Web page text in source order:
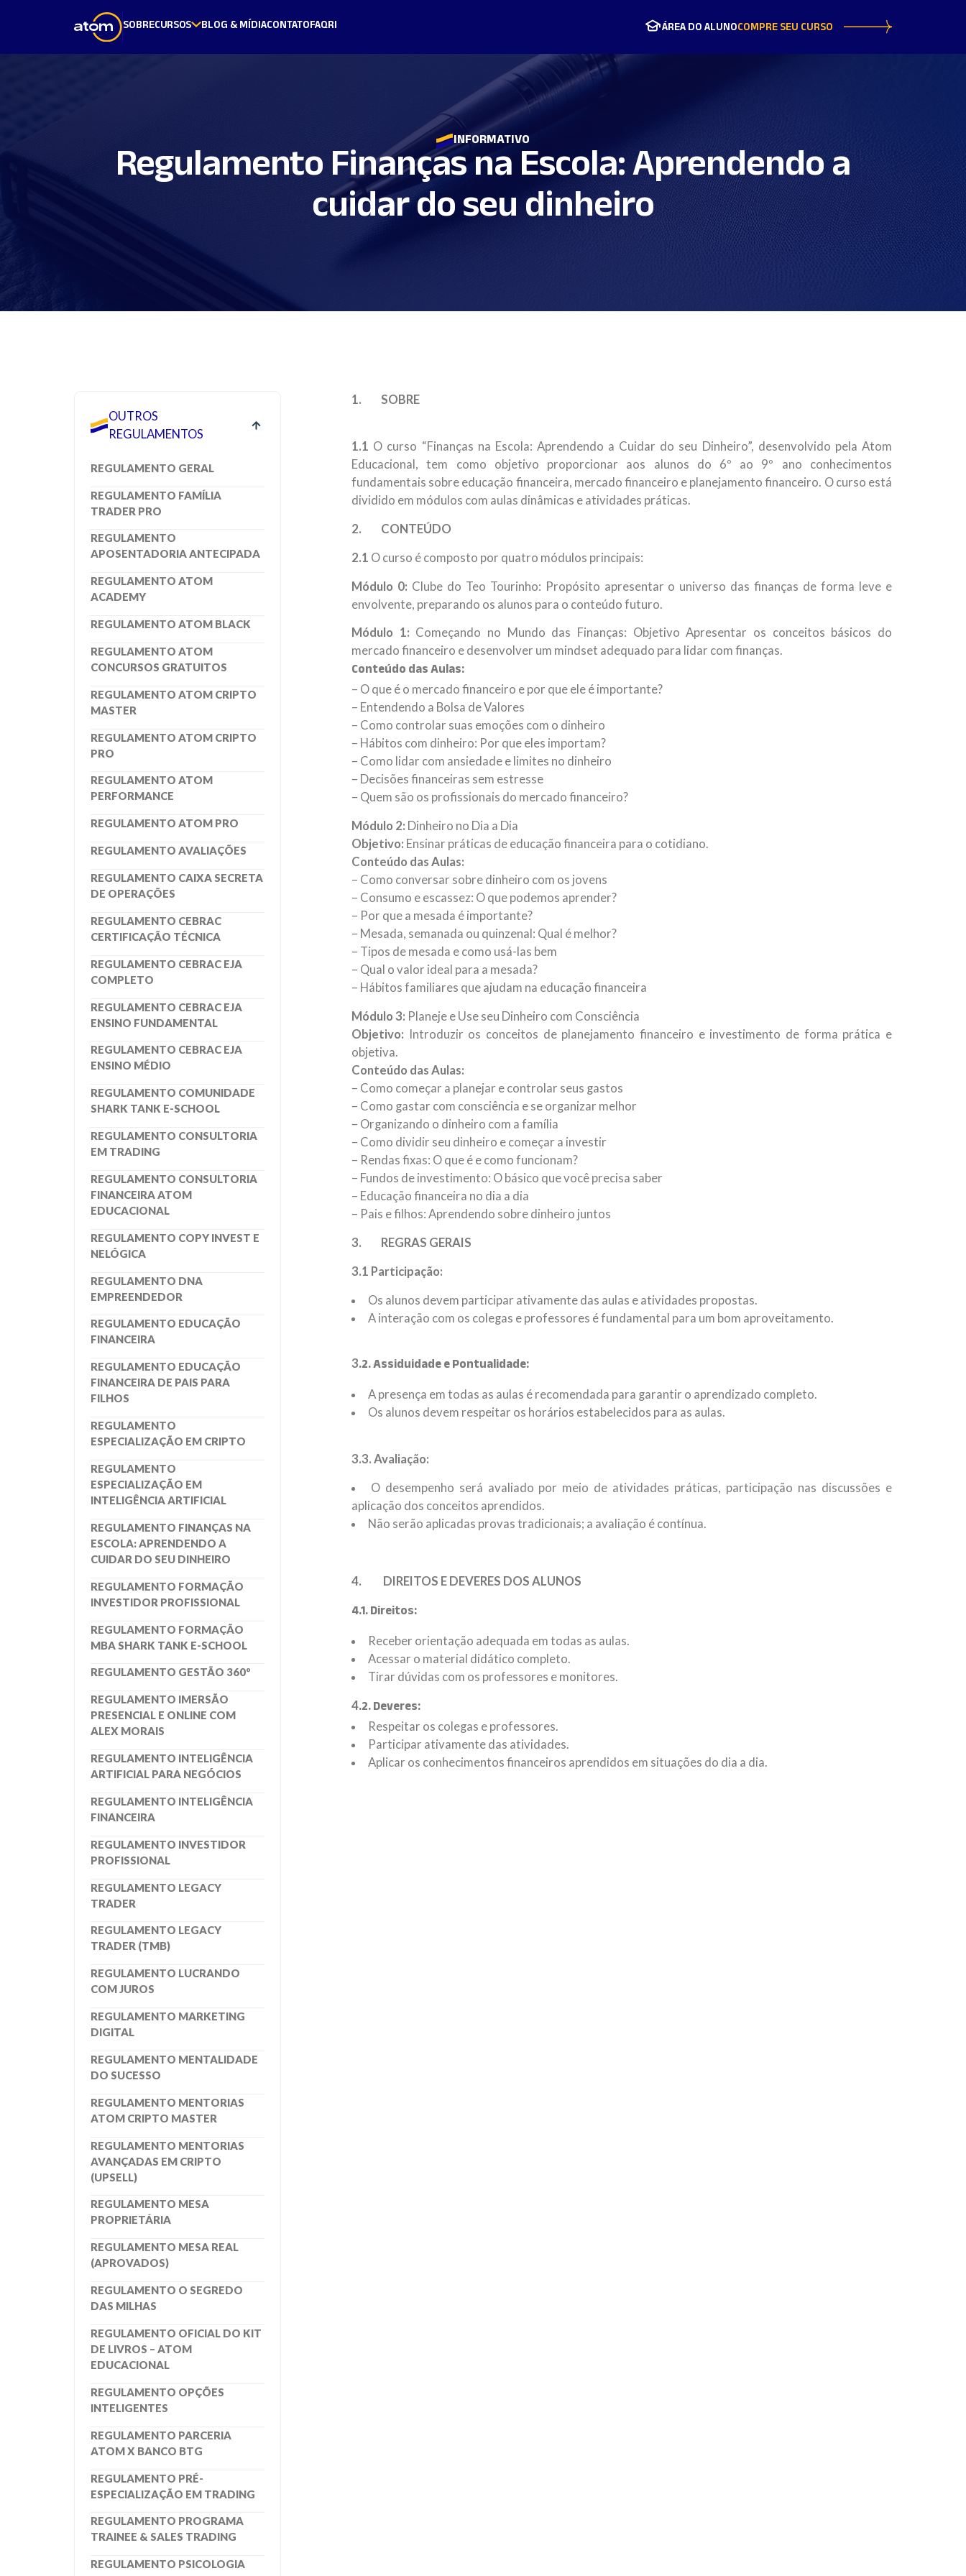
SOBRECURSOS BLOG & MÍDIACONTATOFAQRI ÁREA DO ALUNOCOMPRE SEU CURSO
INFORMATIVO
Regulamento Finanças na Escola: Aprendendo a
cuidar do seu dinheiro
OUTROS
REGULAMENTOS
REGULAMENTO GERAL
REGULAMENTO FAMÍLIA
TRADER PRO
REGULAMENTO
APOSENTADORIA ANTECIPADA
REGULAMENTO ATOM
ACADEMY
REGULAMENTO ATOM BLACK
REGULAMENTO ATOM
CONCURSOS GRATUITOS
REGULAMENTO ATOM CRIPTO
MASTER
REGULAMENTO ATOM CRIPTO
PRO
REGULAMENTO ATOM
PERFORMANCE
REGULAMENTO ATOM PRO
REGULAMENTO AVALIAÇÕES
REGULAMENTO CAIXA SECRETA
DE OPERAÇÕES
REGULAMENTO CEBRAC
CERTIFICAÇÃO TÉCNICA
REGULAMENTO CEBRAC EJA
COMPLETO
REGULAMENTO CEBRAC EJA
ENSINO FUNDAMENTAL
REGULAMENTO CEBRAC EJA
ENSINO MÉDIO
REGULAMENTO COMUNIDADE
SHARK TANK E-SCHOOL
REGULAMENTO CONSULTORIA
EM TRADING
REGULAMENTO CONSULTORIA
FINANCEIRA ATOM
EDUCACIONAL
REGULAMENTO COPY INVEST E
NELÓGICA
REGULAMENTO DNA
EMPREENDEDOR
REGULAMENTO EDUCAÇÃO
FINANCEIRA
REGULAMENTO EDUCAÇÃO
FINANCEIRA DE PAIS PARA
FILHOS
REGULAMENTO
ESPECIALIZAÇÃO EM CRIPTO
REGULAMENTO
ESPECIALIZAÇÃO EM
INTELIGÊNCIA ARTIFICIAL
REGULAMENTO FINANÇAS NA
ESCOLA: APRENDENDO A
CUIDAR DO SEU DINHEIRO
REGULAMENTO FORMAÇÃO
INVESTIDOR PROFISSIONAL
REGULAMENTO FORMAÇÃO
MBA SHARK TANK E-SCHOOL
REGULAMENTO GESTÃO 360º
REGULAMENTO IMERSÃO
PRESENCIAL E ONLINE COM
ALEX MORAIS
REGULAMENTO INTELIGÊNCIA
ARTIFICIAL PARA NEGÓCIOS
REGULAMENTO INTELIGÊNCIA
FINANCEIRA
REGULAMENTO INVESTIDOR
PROFISSIONAL
REGULAMENTO LEGACY
TRADER
REGULAMENTO LEGACY
TRADER (TMB)
REGULAMENTO LUCRANDO
COM JUROS
REGULAMENTO MARKETING
DIGITAL
REGULAMENTO MENTALIDADE
DO SUCESSO
REGULAMENTO MENTORIAS
ATOM CRIPTO MASTER
REGULAMENTO MENTORIAS
AVANÇADAS EM CRIPTO
(UPSELL)
REGULAMENTO MESA
PROPRIETÁRIA
REGULAMENTO MESA REAL
(APROVADOS)
REGULAMENTO O SEGREDO
DAS MILHAS
REGULAMENTO OFICIAL DO KIT
DE LIVROS – ATOM
EDUCACIONAL
REGULAMENTO OPÇÕES
INTELIGENTES
REGULAMENTO PARCERIA
ATOM X BANCO BTG
REGULAMENTO PRÉ-
ESPECIALIZAÇÃO EM TRADING
REGULAMENTO PROGRAMA
TRAINEE & SALES TRADING
REGULAMENTO PSICOLOGIA
1. SOBRE
1.1 O curso “Finanças na Escola: Aprendendo a Cuidar do seu Dinheiro”, desenvolvido pela Atom
Educacional, tem como objetivo proporcionar aos alunos do 6º ao 9º ano conhecimentos
fundamentais sobre educação financeira, mercado financeiro e planejamento financeiro. O curso está
dividido em módulos com aulas dinâmicas e atividades práticas.
2. CONTEÚDO
2.1 O curso é composto por quatro módulos principais:
Módulo 0: Clube do Teo Tourinho: Propósito apresentar o universo das finanças de forma leve e
envolvente, preparando os alunos para o conteúdo futuro.
Módulo 1: Começando no Mundo das Finanças: Objetivo Apresentar os conceitos básicos do
mercado financeiro e desenvolver um mindset adequado para lidar com finanças.
Conteúdo das Aulas:
– O que é o mercado financeiro e por que ele é importante?
– Entendendo a Bolsa de Valores
– Como controlar suas emoções com o dinheiro
– Hábitos com dinheiro: Por que eles importam?
– Como lidar com ansiedade e limites no dinheiro
– Decisões financeiras sem estresse
– Quem são os profissionais do mercado financeiro?
Módulo 2: Dinheiro no Dia a Dia
Objetivo: Ensinar práticas de educação financeira para o cotidiano.
Conteúdo das Aulas:
– Como conversar sobre dinheiro com os jovens
– Consumo e escassez: O que podemos aprender?
– Por que a mesada é importante?
– Mesada, semanada ou quinzenal: Qual é melhor?
– Tipos de mesada e como usá-las bem
– Qual o valor ideal para a mesada?
– Hábitos familiares que ajudam na educação financeira
Módulo 3: Planeje e Use seu Dinheiro com Consciência
Objetivo: Introduzir os conceitos de planejamento financeiro e investimento de forma prática e
objetiva.
Conteúdo das Aulas:
– Como começar a planejar e controlar seus gastos
– Como gastar com consciência e se organizar melhor
– Organizando o dinheiro com a família
– Como dividir seu dinheiro e começar a investir
– Rendas fixas: O que é e como funcionam?
– Fundos de investimento: O básico que você precisa saber
– Educação financeira no dia a dia
– Pais e filhos: Aprendendo sobre dinheiro juntos
3. REGRAS GERAIS
3.1 Participação:
Os alunos devem participar ativamente das aulas e atividades propostas.
A interação com os colegas e professores é fundamental para um bom aproveitamento.
3.2. Assiduidade e Pontualidade:
A presença em todas as aulas é recomendada para garantir o aprendizado completo.
Os alunos devem respeitar os horários estabelecidos para as aulas.
3.3. Avaliação:
O desempenho será avaliado por meio de atividades práticas, participação nas discussões e
aplicação dos conceitos aprendidos.
Não serão aplicadas provas tradicionais; a avaliação é contínua.
4. DIREITOS E DEVERES DOS ALUNOS
4.1. Direitos:
Receber orientação adequada em todas as aulas.
Acessar o material didático completo.
Tirar dúvidas com os professores e monitores.
4.2. Deveres:
Respeitar os colegas e professores.
Participar ativamente das atividades.
Aplicar os conhecimentos financeiros aprendidos em situações do dia a dia.